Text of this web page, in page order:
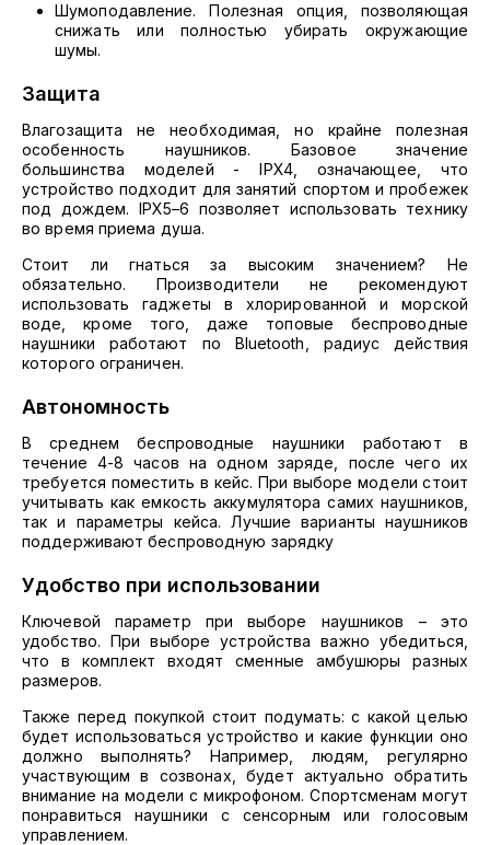
Шумоподавление. Полезная опция, позволяющая
снижать или полностью убирать окружающие
шумы.
Защита
Влагозащита не необходимая, но крайне полезная
особенность наушников. Базовое значение
большинства моделей - IPX4, означающее, что
устройство подходит для занятий спортом и пробежек
под дождем. IPX5–6 позволяет использовать технику
во время приема душа.
Стоит ли гнаться за высоким значением? Не
обязательно. Производители не рекомендуют
использовать гаджеты в хлорированной и морской
воде, кроме того, даже топовые беспроводные
наушники работают по Bluetooth, радиус действия
которого ограничен.
Автономность
В среднем беспроводные наушники работают в
течение 4-8 часов на одном заряде, после чего их
требуется поместить в кейс. При выборе модели стоит
учитывать как емкость аккумулятора самих наушников,
так и параметры кейса. Лучшие варианты наушников
поддерживают беспроводную зарядку
Удобство при использовании
Ключевой параметр при выборе наушников – это
удобство. При выборе устройства важно убедиться,
что в комплект входят сменные амбушюры разных
размеров.
Также перед покупкой стоит подумать: с какой целью
будет использоваться устройство и какие функции оно
должно выполнять? Например, людям, регулярно
участвующим в созвонах, будет актуально обратить
внимание на модели с микрофоном. Спортсменам могут
понравиться наушники с сенсорным или голосовым
управлением.